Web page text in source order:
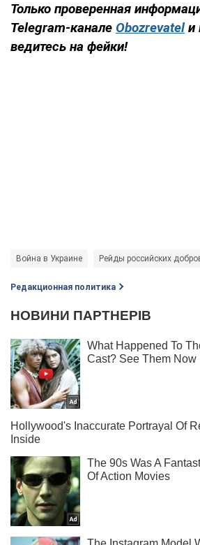
Только проверенная
Telegram-канале Obozrevatel и
ведитесь на фейки!
Война в Украине Рейды российских
Редакционная политика